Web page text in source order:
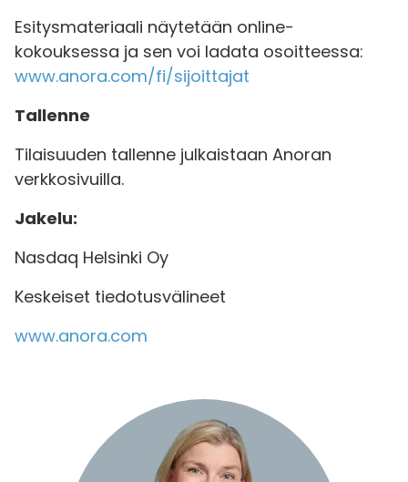
Esitysmateriaali näytetään online-
kokouksessa ja sen voi ladata osoitteessa:
www.anora.com/fi/sijoittajat
Tallenne
Tilaisuuden tallenne julkaistaan Anoran
verkkosivuilla.
Jakelu:
Nasdaq Helsinki Oy
Keskeiset tiedotusvälineet
www.anora.com